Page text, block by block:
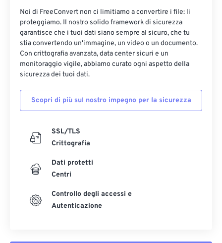
Noi di FreeConvert non ci limitiamo a convertire i file: li
proteggiamo. Il nostro solido framework di sicurezza
garantisce che i tuoi dati siano sempre al sicuro, che tu
stia convertendo un'immagine, un video o un documento.
Con crittografia avanzata, data center sicuri e un
monitoraggio vigile, abbiamo curato ogni aspetto della
sicurezza dei tuoi dati.
Scopri di più sul nostro impegno per la sicurezza
SSL/TLS
Crittografia
Dati protetti
Centri
Controllo degli accessi e
Autenticazione